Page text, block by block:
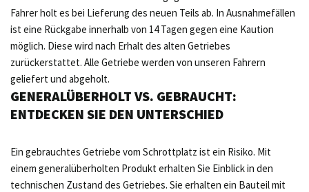
Fahrer holt es bei Lieferung des neuen Teils ab. In Ausnahmefällen
ist eine Rückgabe innerhalb von 14 Tagen gegen eine Kaution
möglich. Diese wird nach Erhalt des alten Getriebes
zurückerstattet. Alle Getriebe werden von unseren Fahrern
geliefert und abgeholt.
GENERALÜBERHOLT VS. GEBRAUCHT:
ENTDECKEN SIE DEN UNTERSCHIED
Ein gebrauchtes Getriebe vom Schrottplatz ist ein Risiko. Mit
einem generalüberholten Produkt erhalten Sie Einblick in den
technischen Zustand des Getriebes. Sie erhalten ein Bauteil mit